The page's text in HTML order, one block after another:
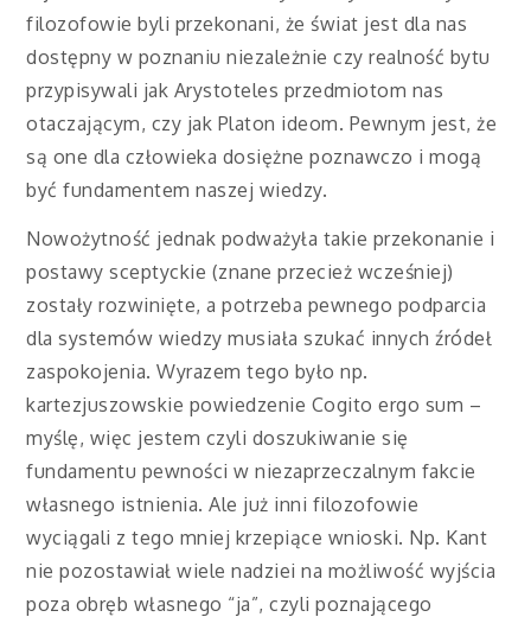
filozofowie byli przekonani, że świat jest dla nas
dostępny w poznaniu niezależnie czy realność bytu
przypisywali jak Arystoteles przedmiotom nas
otaczającym, czy jak Platon ideom. Pewnym jest, że
są one dla człowieka dosiężne poznawczo i mogą
być fundamentem naszej wiedzy.
Nowożytność jednak podważyła takie przekonanie i
postawy sceptyckie (znane przecież wcześniej)
zostały rozwinięte, a potrzeba pewnego podparcia
dla systemów wiedzy musiała szukać innych źródeł
zaspokojenia. Wyrazem tego było np.
kartezjuszowskie powiedzenie Cogito ergo sum –
myślę, więc jestem czyli doszukiwanie się
fundamentu pewności w niezaprzeczalnym fakcie
własnego istnienia. Ale już inni filozofowie
wyciągali z tego mniej krzepiące wnioski. Np. Kant
nie pozostawiał wiele nadziei na możliwość wyjścia
poza obręb własnego “ja”, czyli poznającego